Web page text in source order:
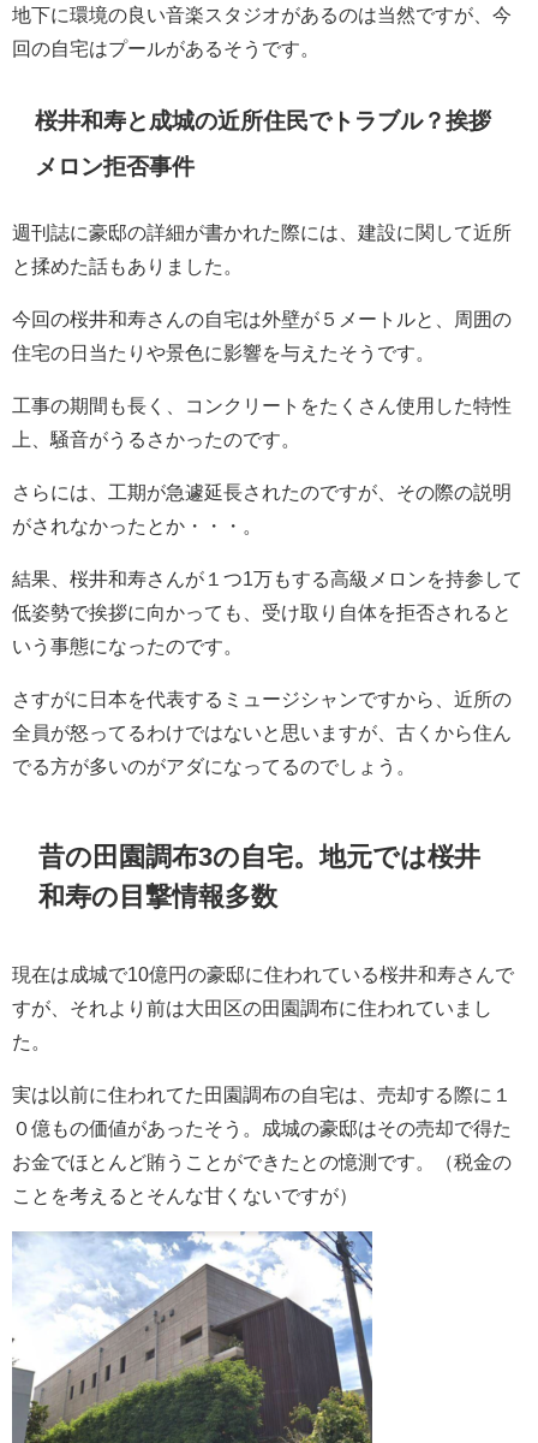
地下に環境の良い音楽スタジオがあるのは当然ですが、今
回の自宅はプールがあるそうです。
桜井和寿と成城の近所住民でトラブル？挨拶
メロン拒否事件
週刊誌に豪邸の詳細が書かれた際には、建設に関して近所
と揉めた話もありました。
今回の桜井和寿さんの自宅は外壁が５メートルと、周囲の
住宅の日当たりや景色に影響を与えたそうです。
工事の期間も長く、コンクリートをたくさん使用した特性
上、騒音がうるさかったのです。
さらには、工期が急遽延長されたのですが、その際の説明
がされなかったとか・・・。
結果、桜井和寿さんが１つ1万もする高級メロンを持参して
低姿勢で挨拶に向かっても、受け取り自体を拒否されると
いう事態になったのです。
さすがに日本を代表するミュージシャンですから、近所の
全員が怒ってるわけではないと思いますが、古くから住ん
でる方が多いのがアダになってるのでしょう。
昔の田園調布3の自宅。地元では桜井
和寿の目撃情報多数
現在は成城で10億円の豪邸に住われている桜井和寿さんで
すが、それより前は大田区の田園調布に住われていまし
た。
実は以前に住われてた田園調布の自宅は、売却する際に１
０億もの価値があったそう。成城の豪邸はその売却で得た
お金でほとんど賄うことができたとの憶測です。（税金の
ことを考えるとそんな甘くないですが）